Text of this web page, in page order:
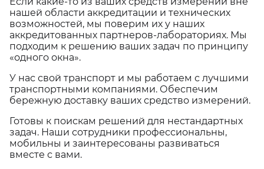
нашей области аккредитации и технических
возможностей, мы поверим их у наших
аккредитованных партнеров-лабораториях. Мы
подходим к решению ваших задач по принципу
«одного окна».
У нас свой транспорт и мы работаем с лучшими
транспортными компаниями. Обеспечим
бережную доставку ваших средство измерений.
Готовы к поискам решений для нестандартных
задач. Наши сотрудники профессиональны,
мобильны и заинтересованы развиваться
вместе с вами.